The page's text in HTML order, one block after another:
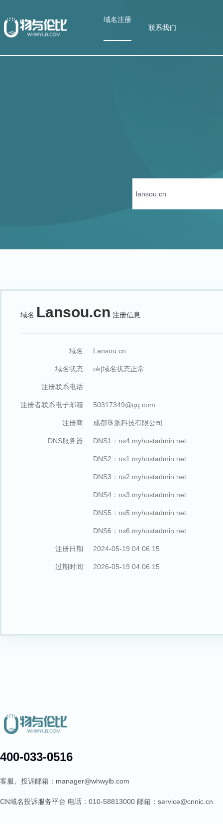
域名注册
联系我们
域名 Lansou.cn 注册信息
域名: Lansou.cn
域名状态: ok|域名状态正常
注册联系电话:
注册者联系电子邮箱: 50317349@qq.com
注册商: 成都垦派科技有限公司
DNS服务器: DNS1：ns4.myhostadmin.net
DNS2：ns1.myhostadmin.net
DNS3：ns2.myhostadmin.net
DNS4：ns3.myhostadmin.net
DNS5：ns5.myhostadmin.net
DNS6：ns6.myhostadmin.net
注册日期: 2024-05-19 04:06:15
过期时间: 2026-05-19 04:06:15
400-033-0516
客服、投诉邮箱：manager@whwylb.com
CN域名投诉服务平台 电话：010-58813000 邮箱：service@cnnic.cn